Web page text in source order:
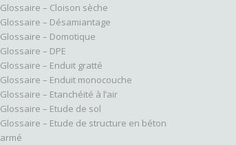
Glossaire – Cloison sèche
Glossaire – Désamiantage
Glossaire – Domotique
Glossaire – DPE
Glossaire – Enduit gratté
Glossaire – Enduit monocouche
Glossaire – Etanchéité à l’air
Glossaire – Etude de sol
Glossaire – Etude de structure en béton
armé